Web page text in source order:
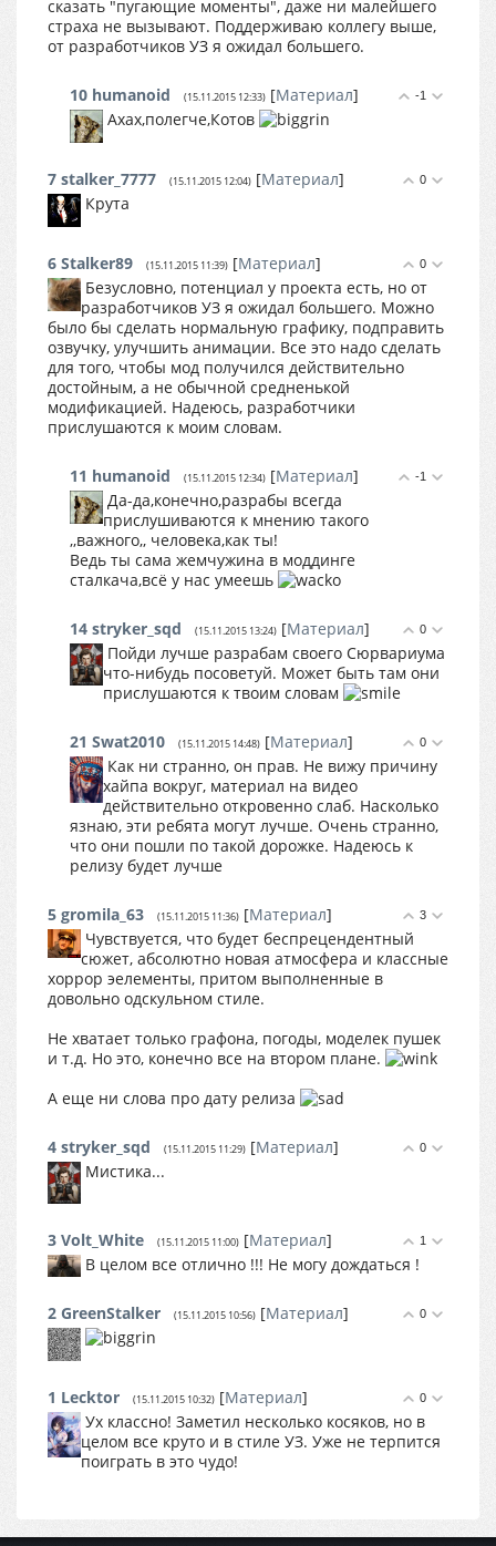
сказать "пугающие моменты", даже ни малейшего
страха не вызывают. Поддерживаю коллегу выше,
от разработчиков УЗ я ожидал большего.
-1
10 humanoid (15.11.2015 12:33) [Материал]
Ахах,полегче,Котов
0
7 stalker_7777 (15.11.2015 12:04) [Материал]
Крута
0
6 Stalker89 (15.11.2015 11:39) [Материал]
Безусловно, потенциал у проекта есть, но от
разработчиков УЗ я ожидал большего. Можно
было бы сделать нормальную графику, подправить
озвучку, улучшить анимации. Все это надо сделать
для того, чтобы мод получился действительно
достойным, а не обычной средненькой
модификацией. Надеюсь, разработчики
прислушаются к моим словам.
-1
11 humanoid (15.11.2015 12:34) [Материал]
Да-да,конечно,разрабы всегда
прислушиваются к мнению такого
,,важного,, человека,как ты!
Ведь ты сама жемчужина в моддинге
сталкача,всё у нас умеешь
0
14 stryker_sqd (15.11.2015 13:24) [Материал]
Пойди лучше разрабам своего Сюрвариума
что-нибудь посоветуй. Может быть там они
прислушаются к твоим словам
0
21 Swat2010 (15.11.2015 14:48) [Материал]
Как ни странно, он прав. Не вижу причину
хайпа вокруг, материал на видео
действительно откровенно слаб. Насколько
язнаю, эти ребята могут лучше. Очень странно,
что они пошли по такой дорожке. Надеюсь к
релизу будет лучше
3
5 gromila_63 (15.11.2015 11:36) [Материал]
Чувствуется, что будет беспрецендентный
сюжет, абсолютно новая атмосфера и классные
хоррор эелементы, притом выполненные в
довольно одскульном стиле.
Не хватает только графона, погоды, моделек пушек
и т.д. Но это, конечно все на втором плане.
А еще ни слова про дату релиза
0
4 stryker_sqd (15.11.2015 11:29) [Материал]
Мистика...
1
3 Volt_White (15.11.2015 11:00) [Материал]
В целом все отлично !!! Не могу дождаться !
0
2 GreenStalker (15.11.2015 10:56) [Материал]
0
1 Lecktor (15.11.2015 10:32) [Материал]
Ух классно! Заметил несколько косяков, но в
целом все круто и в стиле УЗ. Уже не терпится
поиграть в это чудо!